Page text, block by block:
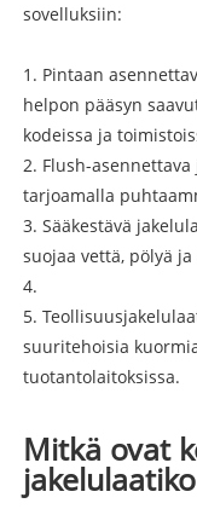
sovelluksiin:
1. Pintaan
helpon pääsyn
kodeissa ja
2. Flush-
tarjoamalla
3. Sääkestävä
suojaa vettä, pölyä
4.
5.
suuritehoisia
tuotantolaitoksissa.
Mitkä ovat